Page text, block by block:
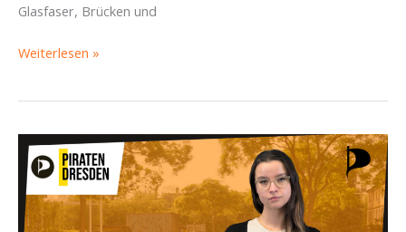
Glasfaser, Brücken und
SBR
Von
Baustellen-
Dauerbrennern,
Kita-
Streichlisten
Weiterlesen »